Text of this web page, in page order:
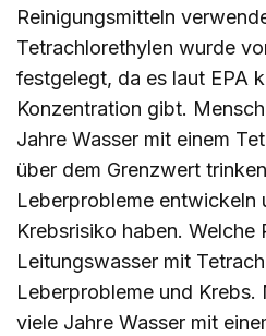
Reinigungsmitteln
Tetrachlorethylen wurde
festgelegt, da es laut EPA
Konzentration gibt.
Jahre Wasser mit einem
über dem Grenzwert
Leberprobleme entwickeln
Krebsrisiko haben. Welche
Leitungswasser mit
Leberprobleme und Krebs.
viele Jahre Wasser mit